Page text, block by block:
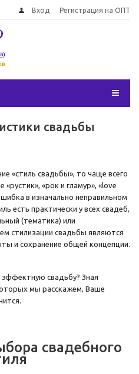
Вход Регистрация на ОПТ
свадьбы
«стиль свадьбы», то чаще всего
«рок и гламур», «love
в изначально неправильном
есть практически у всех свадеб,
(тематика) или
стилизации свадьбы являются
и сохранение общей концепции.
эффектную свадьбу? Зная
мы расскажем, Ваше
свадебного